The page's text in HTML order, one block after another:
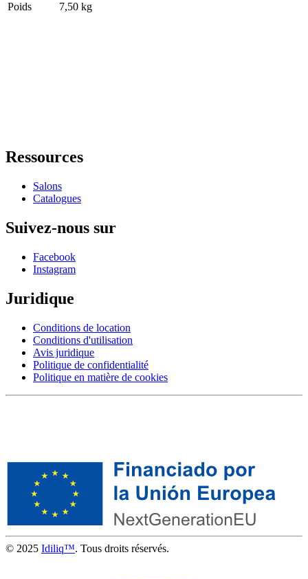
Poids
7,50 kg
Ressources
Salons
Catalogues
Suivez-nous sur
Facebook
Instagram
Juridique
Conditions de location
Conditions d'utilisation
Avis juridique
Politique de confidentialité
Politique en matière de cookies
© 2025 Idiliq™. Tous droits réservés.